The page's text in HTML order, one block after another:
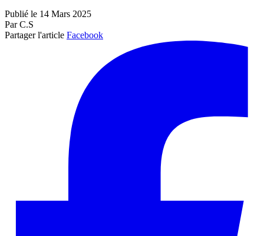
Publié le 14 Mars 2025
Par C.S
Partager l'article Facebook